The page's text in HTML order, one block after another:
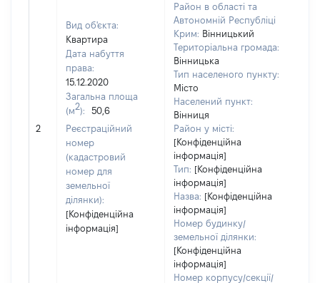
2
Вид об'єкта:
Квартира
Дата набуття
права:
15.12.2020
Загальна площа
(м2):
50,6
Реєстраційний
номер
(кадастровий
номер для
земельної
ділянки):
[Конфіденційна
інформація]
Район в області та
Автономній Республіці
Крим: Вінницький
Територіальна громада:
Вінницька
Тип населеного пункту:
Місто
Населений пункт:
Вінниця
Район у місті:
[Конфіденційна
інформація]
Тип: [Конфіденційна
інформація]
Назва: [Конфіденційна
інформація]
Номер будинку/
земельної ділянки:
[Конфіденційна
інформація]
Номер корпусу/секції/